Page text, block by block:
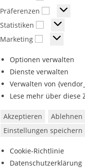
Präferenzen
Statistiken
Marketing
Optionen verwalten
Dienste verwalten
Verwalten von
Lese mehr über diese
Akzeptieren Ablehnen
Einstellungen speichern
Cookie-Richtlinie
Datenschutzerklärung